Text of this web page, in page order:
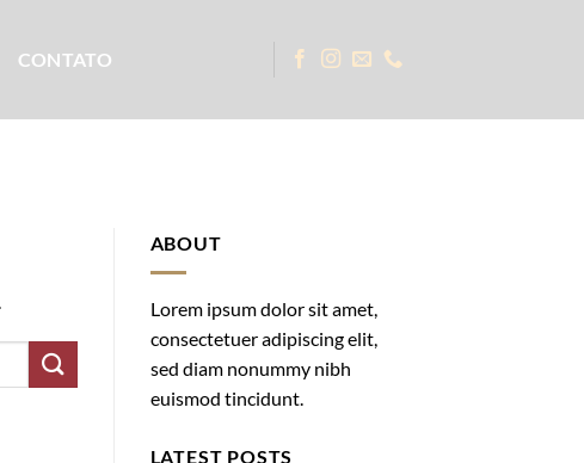
CONTATO
ABOUT
Lorem ipsum dolor sit amet,
consectetuer adipiscing elit,
sed diam nonummy nibh
euismod tincidunt.
LATEST POSTS